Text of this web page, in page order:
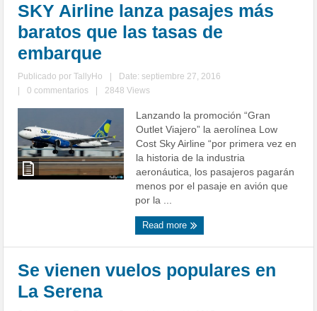
SKY Airline lanza pasajes más
baratos que las tasas de
embarque
Publicado porTallyHo
Date: septiembre 27, 2016
0 commentarios 2848 Views
Lanzando la promoción “Gran
Outlet Viajero” la aerolínea Low
Cost Sky Airline “por primera vez en
la historia de la industria
aeronáutica, los pasajeros pagarán
menos por el pasaje en avión que
por la ...
Read more
Se vienen vuelos populares en
La Serena